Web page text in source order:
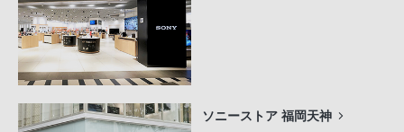
ソニーストア 福岡天神